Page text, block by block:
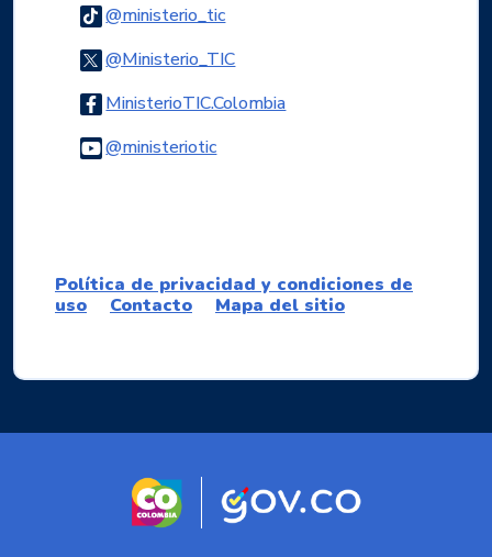
@ministerio_ticLogo Tiktok
@Ministerio_TICLogo Twitter
MinisterioTIC.ColombiaLogo Facebook
@ministerioticLogo Youtube
Política de privacidad y condiciones de
uso
Contacto Mapa del sitio
Logo marca Colombia Logo Gobierno